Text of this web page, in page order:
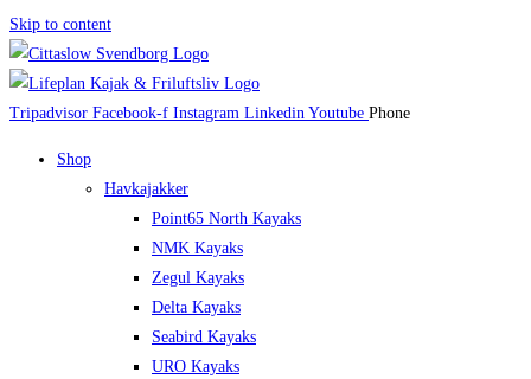
Skip to content
Tripadvisor Facebook-f Instagram Linkedin Youtube Phone
Shop
Havkajakker
Point65 North Kayaks
NMK Kayaks
Zegul Kayaks
Delta Kayaks
Seabird Kayaks
URO Kayaks